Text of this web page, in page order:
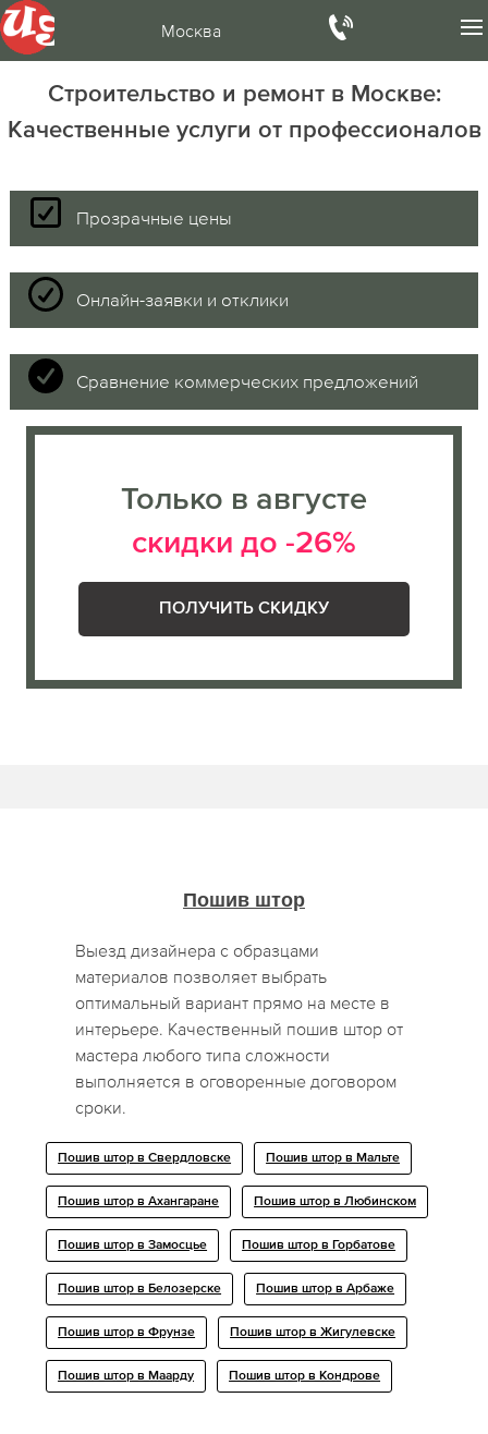
Москва
Строительство и ремонт в Москве:
Качественные услуги от профессионалов
Прозрачные цены
Онлайн-заявки и отклики
Сравнение коммерческих предложений
Только в августе
скидки до -26%
ПОЛУЧИТЬ СКИДКУ
Пошив штор
Выезд дизайнера с образцами
материалов позволяет выбрать
оптимальный вариант прямо на месте в
интерьере. Качественный пошив штор от
мастера любого типа сложности
выполняется в оговоренные договором
сроки.
Пошив штор в Свердловске Пошив штор в Мальте
Пошив штор в Ахангаране Пошив штор в Любинском
Пошив штор в Замосцье Пошив штор в Горбатове
Пошив штор в Белозерске Пошив штор в Арбаже
Пошив штор в Фрунзе Пошив штор в Жигулевске
Пошив штор в Маарду Пошив штор в Кондрове